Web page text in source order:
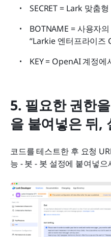
SECRET = Lark 맞춤
BOTNAME = 사용자
“Larkie 엔터프라이즈
KEY = OpenAI 계정에
5. 필요한 권한
을 붙여넣은 뒤,
코드를 테스트한 후 요청
능 - 봇 - 봇 설정에 붙여넣으